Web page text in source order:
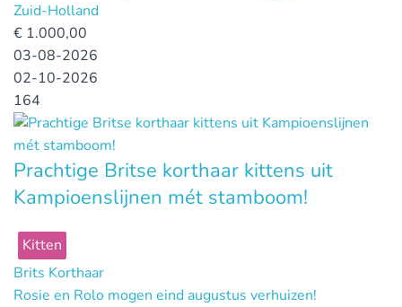
Zuid-Holland
€ 1.000,00
03-08-2026
02-10-2026
164
Prachtige Britse korthaar kittens uit
Kampioenslijnen mét stamboom!
Kitten
Brits Korthaar
Rosie en Rolo mogen eind augustus verhuizen!